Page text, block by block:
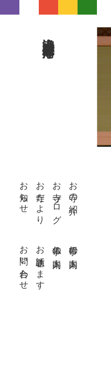
お寺の紹介
お寺ブログ
お寺だより
お知らせ
行事の案内
仏事の案内
お話聴きます
お問い合わせ